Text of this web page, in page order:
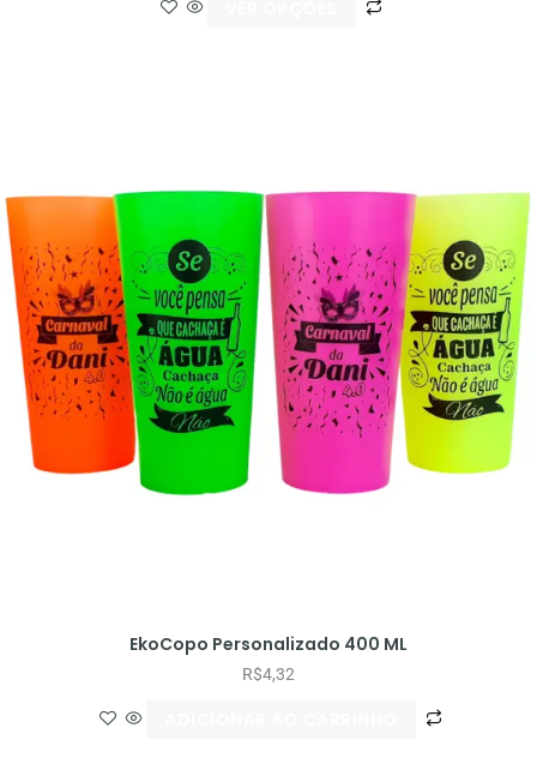
EkoCopo Personalizado 400 ML
R$4,32